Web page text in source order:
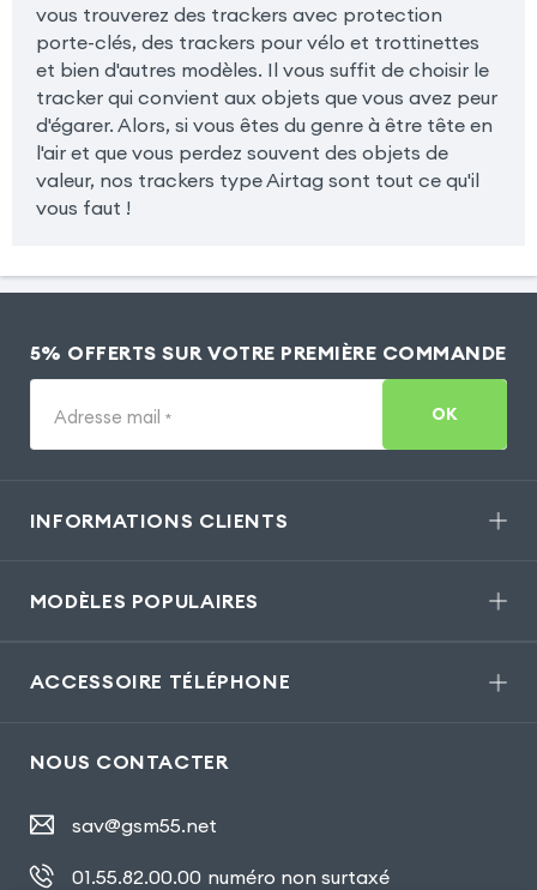
vous trouverez des trackers avec protection
porte-clés, des trackers pour vélo et trottinettes
et bien d'autres modèles. Il vous suffit de choisir le
tracker qui convient aux objets que vous avez peur
d'égarer. Alors, si vous êtes du genre à être tête en
l'air et que vous perdez souvent des objets de
valeur, nos trackers type Airtag sont tout ce qu'il
vous faut !
5% OFFERTS SUR VOTRE PREMIÈRE COMMANDE
Adresse mail * OK
INFORMATIONS CLIENTS
MODÈLES POPULAIRES
ACCESSOIRE TÉLÉPHONE
NOUS CONTACTER
sav@gsm55.net
01.55.82.00.00 numéro non surtaxé